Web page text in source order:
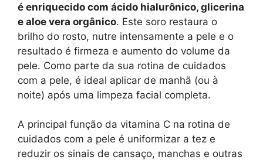
é enriquecido com ácido hialurônico, glicerina
e aloe vera orgânico. Este soro restaura o
brilho do rosto, nutre intensamente a pele e o
resultado é firmeza e aumento do volume da
pele. Como parte da sua rotina de cuidados
com a pele, é ideal aplicar de manhã (ou à
noite) após uma limpeza facial completa.
A principal função da vitamina C na rotina de
cuidados com a pele é uniformizar a tez e
reduzir os sinais de cansaço, manchas e outras